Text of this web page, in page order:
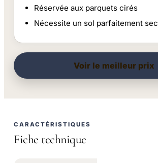
Réservée aux parquets cirés
Nécessite un sol parfaitement sec
Voir le meilleur prix
CARACTÉRISTIQUES
Fiche technique